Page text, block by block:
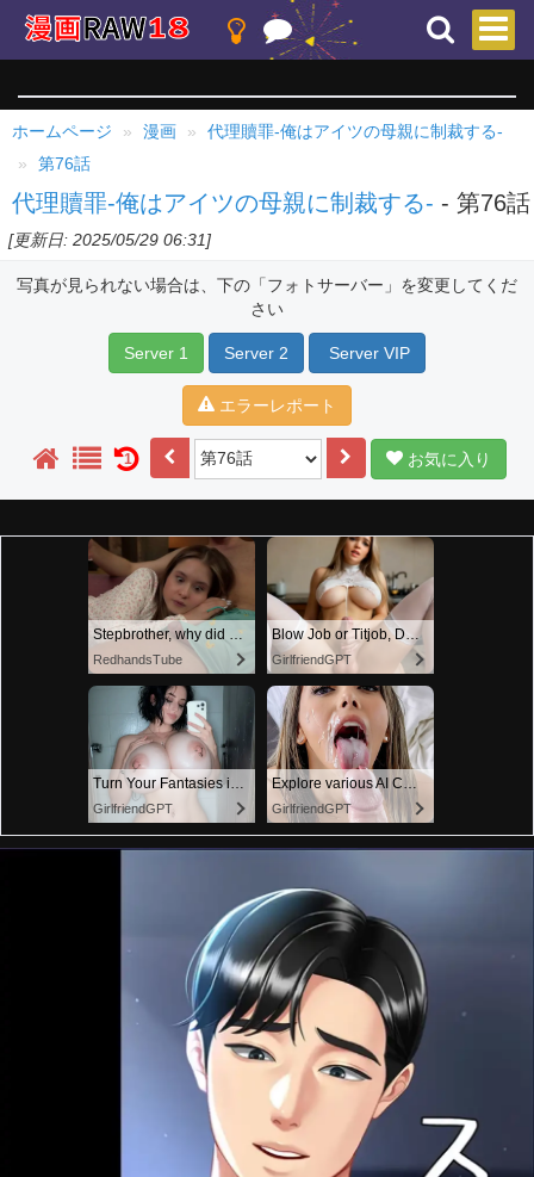
ホームページ 漫画
代理贖罪-俺はアイツの母親に制裁する-
第76話
代理贖罪-俺はアイツの母親に制裁する- - 第76話
[更新日: 2025/05/29 06:31]
写真が見られない場合は、下の「フォトサーバー」を変更してくだ
さい
Server 1 Server 2 Server VIP
エラーレポート
1 お気に入り